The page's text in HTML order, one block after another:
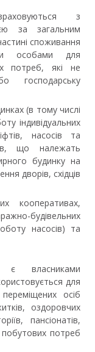
з
за загальним
споживання
особами для
потреб, які не
господарську
(в тому числі
індивідуальних
насосів та
що належать
будинку на
дворів, східців
кооперативах,
будівельних
насосів) та
власниками
для
осіб
оздоровчих
пансіонатів,
потреб